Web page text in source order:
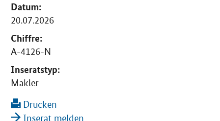
Datum:
20.07.2026
Chiffre:
A-4126-N
Inseratstyp:
Makler
Drucken
Inserat melden